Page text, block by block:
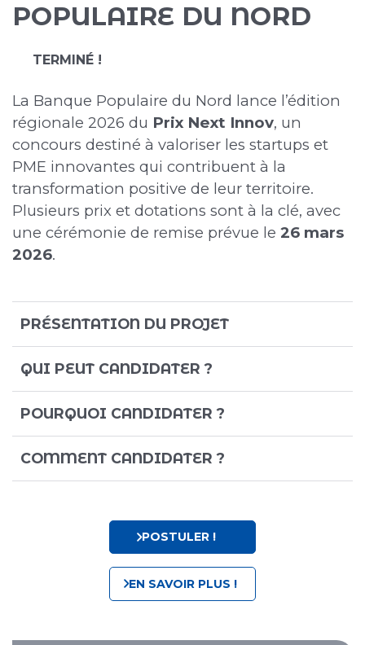
POPULAIRE DU NORD
TERMINÉ !
La Banque Populaire du Nord lance l’édition
régionale 2026 du Prix Next Innov, un
concours destiné à valoriser les startups et
PME innovantes qui contribuent à la
transformation positive de leur territoire.
Plusieurs prix et dotations sont à la clé, avec
une cérémonie de remise prévue le 26 mars
2026.
PRÉSENTATION DU PROJET
QUI PEUT CANDIDATER ?
POURQUOI CANDIDATER ?
COMMENT CANDIDATER ?
POSTULER !
EN SAVOIR PLUS !